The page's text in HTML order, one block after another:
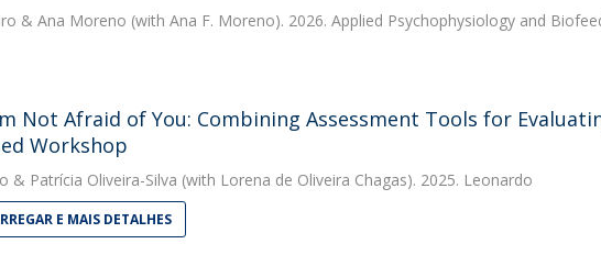
& Ana Moreno (with Ana F. Moreno). 2026. Applied Psychophysiology and
Not Afraid of You: Combining Assessment Tools for
Workshop
& Patrícia Oliveira-Silva (with Lorena de Oliveira Chagas). 2025. Leonardo
E MAIS DETALHES